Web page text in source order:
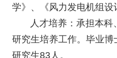
学》、《风力发电机组设
人才培养：承担本
研究生培养工作。毕业
研究生83人。